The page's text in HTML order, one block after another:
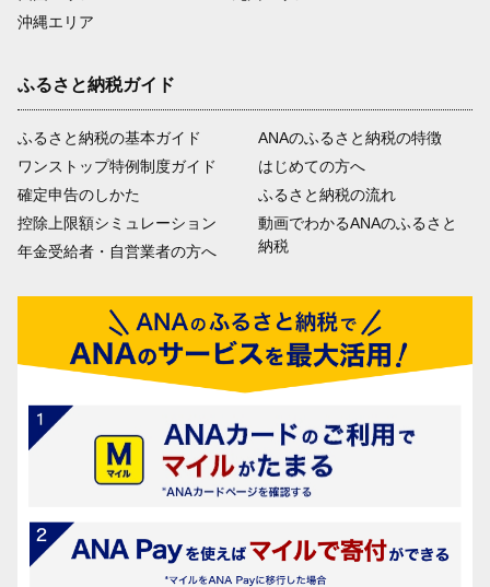
沖縄エリア
ふるさと納税ガイド
ふるさと納税の基本ガイド
ワンストップ特例制度ガイド
確定申告のしかた
控除上限額シミュレーション
年金受給者・自営業者の方へ
ANAのふるさと納税の特徴
はじめての方へ
ふるさと納税の流れ
動画でわかるANAのふるさと
納税